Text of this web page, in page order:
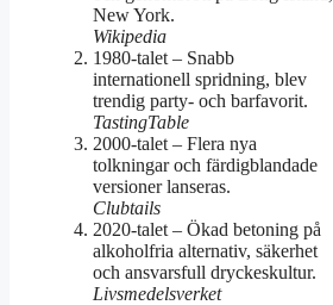
New York.
Wikipedia
1980-talet – Snabb
internationell spridning, blev
trendig party- och barfavorit.
TastingTable
2000-talet – Flera nya
tolkningar och färdigblandade
versioner lanseras.
Clubtails
2020-talet – Ökad betoning på
alkoholfria alternativ, säkerhet
och ansvarsfull dryckeskultur.
Livsmedelsverket